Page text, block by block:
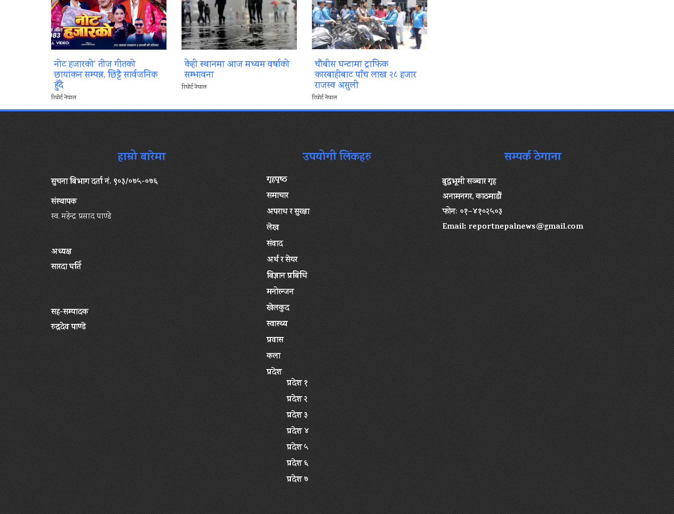
नोट हजारको’ तीज गीतको
छायांकन सम्पन्न, छिट्टै सार्वजनिक
हुँदै
रिपोर्ट नेपाल
केही स्थानमा आज मध्यम वर्षाको
सम्भावना
रिपोर्ट नेपाल
चौबीस घन्टामा ट्राफिक
कारबाहीबाट पाँच लाख २८ हजार
राजस्व असुली
रिपोर्ट नेपाल
हाम्रो बारेमा
सुचना बिभाग दर्ता नं. ९०३/०७५-०७६
संस्थापक
स्व. महेन्द्र प्रसाद पाण्डे
अध्यक्ष
सारदा घर्ति
सह-सम्पादक
रुद्रदेव पाण्डे
उपयोगी लिंकहरु
गृहपृष्‍ठ
समाचार
अपराध र सुरक्षा
लेख
संवाद
अर्थ र सेयर
बिज्ञान प्रबिधि
मनोरन्जन
खेलकुद
स्वास्थ्य
प्रवास
कला
प्रदेश
प्रदेश १
प्रदेश २
प्रदेश ३
प्रदेश ४
प्रदेश ५
प्रदेश ६
प्रदेश ७
सम्पर्क ठेगाना
बुद्धभूमी सञ्चार गृह
अनामनगर, काठमाडौं
फोनः ०१–४१०२५०३
Email:reportnepalnews@gmail.com